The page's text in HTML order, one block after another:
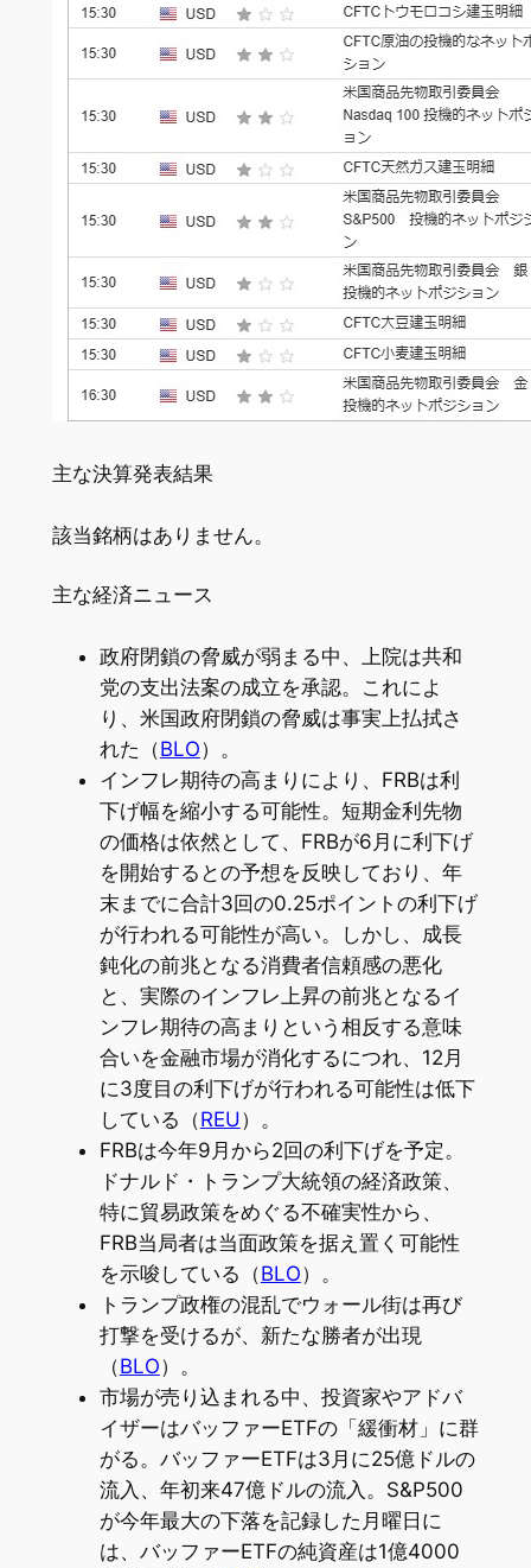
主な決算発表結果
該当銘柄はありません。
主な経済ニュース
政府閉鎖の脅威が弱まる中、上院は共和
党の支出法案の成立を承認。これによ
り、米国政府閉鎖の脅威は事実上払拭さ
れた（BLO）。
インフレ期待の高まりにより、FRBは利
下げ幅を縮小する可能性。短期金利先物
の価格は依然として、FRBが6月に利下げ
を開始するとの予想を反映しており、年
末までに合計3回の0.25ポイントの利下げ
が行われる可能性が高い。しかし、成長
鈍化の前兆となる消費者信頼感の悪化
と、実際のインフレ上昇の前兆となるイ
ンフレ期待の高まりという相反する意味
合いを金融市場が消化するにつれ、12月
に3度目の利下げが行われる可能性は低下
している（REU）。
FRBは今年9月から2回の利下げを予定。
ドナルド・トランプ大統領の経済政策、
特に貿易政策をめぐる不確実性から、
FRB当局者は当面政策を据え置く可能性
を示唆している（BLO）。
トランプ政権の混乱でウォール街は再び
打撃を受けるが、新たな勝者が出現
（BLO）。
市場が売り込まれる中、投資家やアドバ
イザーはバッファーETFの「緩衝材」に群
がる。バッファーETFは3月に25億ドルの
流入、年初来47億ドルの流入。S&P500
が今年最大の下落を記録した月曜日に
は、バッファーETFの純資産は1億4000